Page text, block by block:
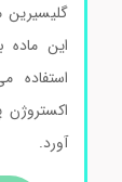
گلیسیرین
این ماده
استفاده
اکستروژن
آورد.